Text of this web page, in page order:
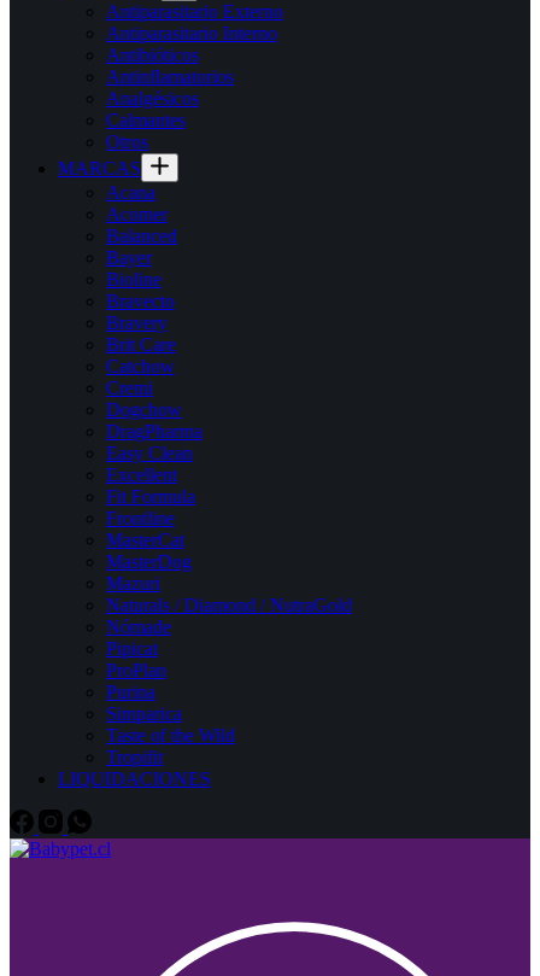
Antiparasitario Externo
Antiparasitario Interno
Antibióticos
Antinflamatorios
Analgésicos
Calmantes
Otros
MARCAS
Acana
Acomer
Balanced
Bayer
Bioline
Bravecto
Bravery
Brit Care
Catchow
Cremi
Dogchow
DragPharma
Easy Clean
Excellent
Fit Formula
Frontline
MasterCat
MasterDog
Mazuri
Naturals / Diamond / NutraGold
Nómade
Pipicat
ProPlan
Purina
Simparica
Taste of the Wild
Tropifit
LIQUIDACIONES